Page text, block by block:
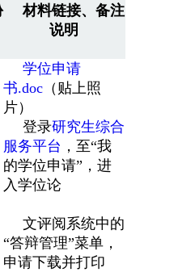
材料链接、备注
说明
学位申请
书.doc（贴上照
片）
登录研究生综合
服务平台 ，至“我
的学位申请”，进
入学位论
文评阅系统中的
“答辩管理”菜单，
申请下载并打印